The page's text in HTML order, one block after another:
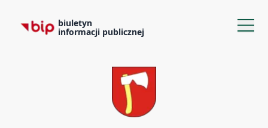
biuletyn
informacji publicznej